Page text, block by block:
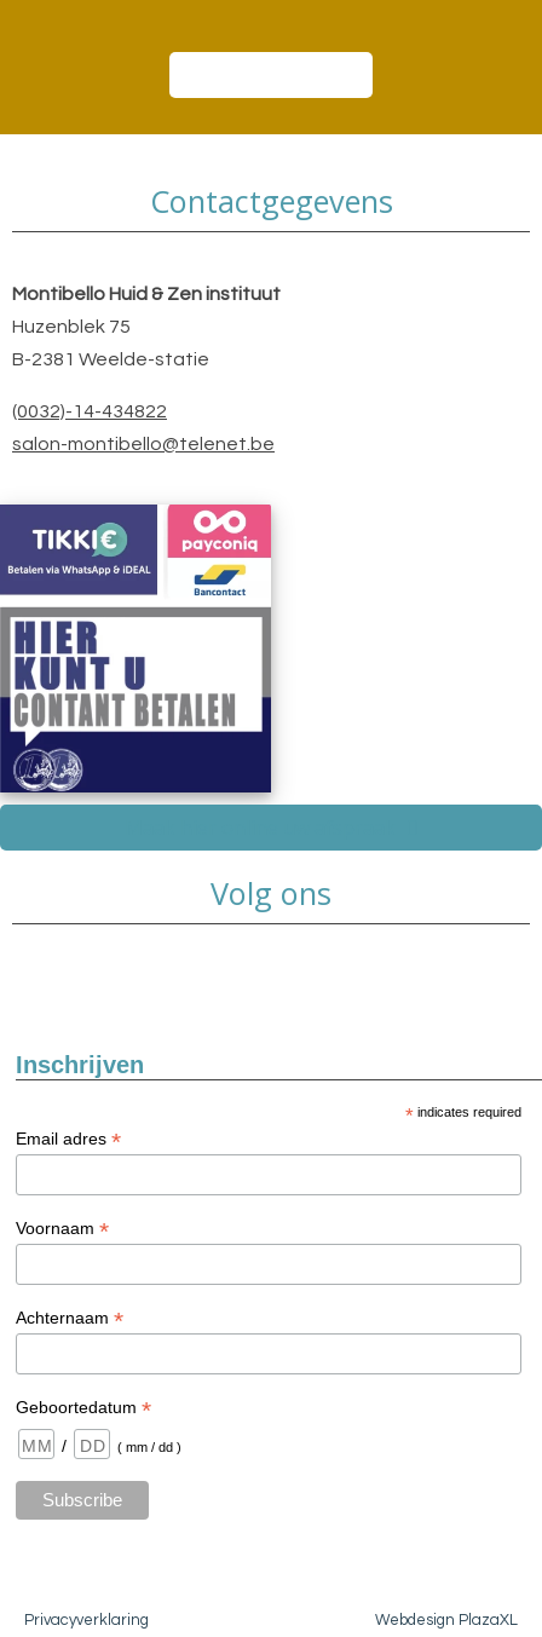
Contactgegevens
Montibello Huid & Zen instituut
Huzenblek 75
B-2381 Weelde-statie
(0032)-14-434822
salon-montibello@telenet.be
Volg ons
Inschrijven
*indicates required
Email adres*
Voornaam*
Achternaam*
Geboortedatum*
/ ( mm / dd )
Privacyverklaring Webdesign PlazaXL